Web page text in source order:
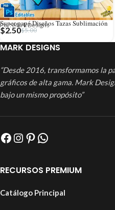
Super papá Diseños Tazas Sublimación
Por: Mark Designs
$5.00
$2.50
MARK DESIGNS
“Desde 2016, transformamos la
gráficos de alta gama. Mark
bajo un mismo propósito”
RECURSOS PREMIUM
Catálogo Principal